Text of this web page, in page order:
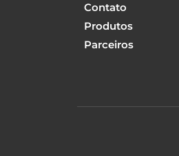
Contato
Produtos
Parceiros